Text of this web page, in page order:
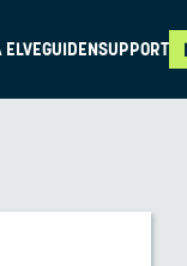
ELVEGUIDENSUPPORT